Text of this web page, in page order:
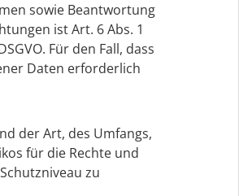
sowie Beantwortung
ist Art. 6 Abs. 1
Für den Fall, dass
Daten erforderlich
der Art, des Umfangs,
für die Rechte und
zu